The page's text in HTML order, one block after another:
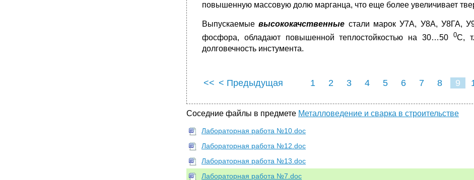
повышенную массовую долю марганца, что еще более увеличивает
Выпускаемыевысококачственные стали марок У7А, У8А, У8ГА,
фосфора, обладают повышенной теплостойкостью на 30…50 0С,
долговечность инстумента.
<< < Предыдущая 1 2 3 4 5 6 7 8 9
Соседние файлы в предмете Металловедение и сварка в строительстве
Лабораторная работа №10.doc
Лабораторная работа №12.doc
Лабораторная работа №13.doc
Лабораторная работа №7.doc